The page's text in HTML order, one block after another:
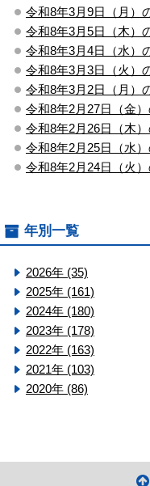
令和8年3月9日（月）
令和8年3月5日（木）
令和8年3月4日（水）
令和8年3月3日（火）
令和8年3月2日（月）
令和8年2月27日（金
令和8年2月26日（木
令和8年2月25日（水
令和8年2月24日（火
年別一覧
2026年 (35)
2025年 (161)
2024年 (180)
2023年 (178)
2022年 (163)
2021年 (103)
2020年 (86)